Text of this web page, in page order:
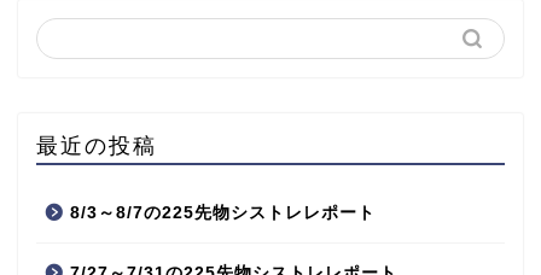
最近の投稿
8/3～8/7の225先物シストレレポート